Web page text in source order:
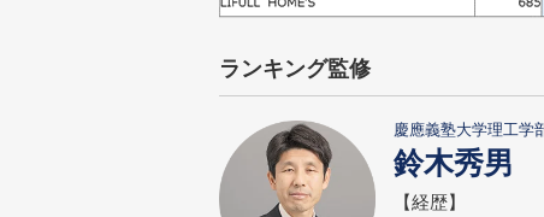
ランキング監修
慶應義塾大学理工学
鈴木秀男
【経歴】